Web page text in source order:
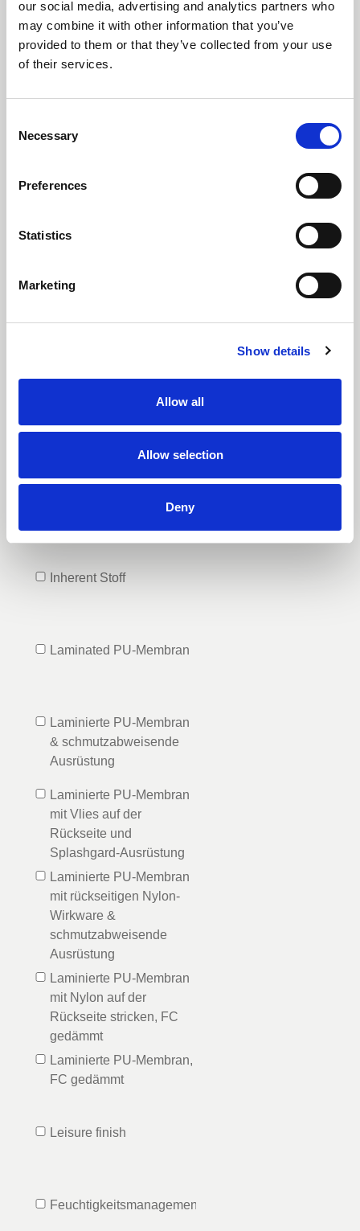
our social media, advertising and analytics partners who
may combine it with other information that you’ve
provided to them or that they’ve collected from your use
of their services.
Selection
Necessary
Preferences
Statistics
Marketing
Show details
Allow all
Allow selection
Deny
Flammhemmend
Flammhemmende &
+ hoch
Flame retardant Non-
Splashgard
Hitze-Set
Inherent Stoff
Laminated PU-Membran
Laminierte PU-Membran
& schmutzabweisende
Ausrüstung
Laminierte PU-Membran
mit Vlies auf der
Rückseite und
Splashgard-Ausrüstung
Laminierte PU-Membran
mit rückseitigen Nylon-
Wirkware &
schmutzabweisende
Ausrüstung
Laminierte PU-Membran
mit Nylon auf der
Rückseite stricken, FC
gedämmt
Laminierte PU-Membran,
FC gedämmt
Leisure finish
Feuchtigkeitsmanagement